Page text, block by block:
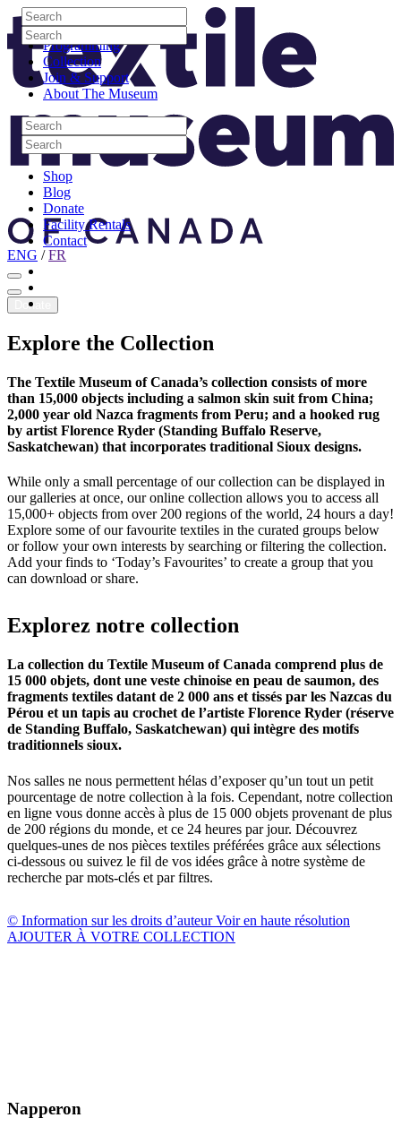
Skip to content
Visit
Programming
Collection
Join & Support
About The Museum
Search
Search
Search
Search
Shop
Blog
Donate
Facility Rentals
Contact
Youtube
Search
Search
Search
Search
Site Logo
ENG /FR
Donate
Explore the Collection
The Textile Museum of Canada’s collection consists of more
than 15,000 objects including a salmon skin suit from China;
2,000 year old Nazca fragments from Peru; and a hooked rug
by artist Florence Ryder (Standing Buffalo Reserve,
Saskatchewan) that incorporates traditional Sioux designs.
While only a small percentage of our collection can be displayed in
our galleries at once, our online collection allows you to access all
15,000+ objects from over 200 regions of the world, 24 hours a day!
Explore some of our favourite textiles in the curated groups below
or follow your own interests by searching or filtering the collection.
Add your finds to ‘Today’s Favourites’ to create a group that you
can download or share.
Explorez notre collection
La collection du Textile Museum of Canada comprend plus de
15 000 objets, dont une veste chinoise en peau de saumon, des
fragments textiles datant de 2 000 ans et tissés par les Nazcas du
Pérou et un tapis au crochet de l’artiste Florence Ryder (réserve
de Standing Buffalo, Saskatchewan) qui intègre des motifs
traditionnels sioux.
Nos salles ne nous permettent hélas d’exposer qu’un tout un petit
pourcentage de notre collection à la fois. Cependant, notre collection
en ligne vous donne accès à plus de 15 000 objets provenant de plus
de 200 régions du monde, et ce 24 heures par jour. Découvrez
quelques-unes de nos pièces textiles préférées grâce aux sélections
ci-dessous ou suivez le fil de vos idées grâce à notre système de
recherche par mots-clés et par filtres.
© Information sur les droits d’auteurVoir en haute résolution
AJOUTER À VOTRE COLLECTION
Napperon